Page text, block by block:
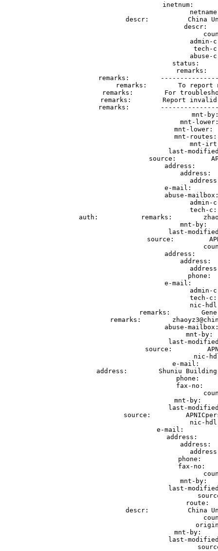
inetnum:
descr:          China
descr:
admin-
tech-
abuse-
status:
remarks:
remarks:
remarks:        To report
remarks:        For
remarks:        Report invalid
remarks:
mnt-
mnt-lower:
mnt-lower:
mnt-routes:
mnt-
last-
source:
address:
address:
e-mail:
abuse-
admin-
tech-
auth:           remarks:
mnt-by:
last-
source:
address:
address:
phone:
e-mail:
admin-
tech-
nic-
remarks:
remarks:
abuse-
mnt-by:
last-
source:
nic-
e-mail:
address:        Shuniu
phone:
fax-no:
mnt-by:
last-
source:
nic-
e-mail:
address:
address:
phone:
fax-no:
mnt-by:
last-
route:
descr:          China
mnt-by:
last-